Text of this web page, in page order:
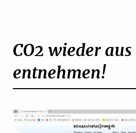
CO2 wieder
entnehmen!